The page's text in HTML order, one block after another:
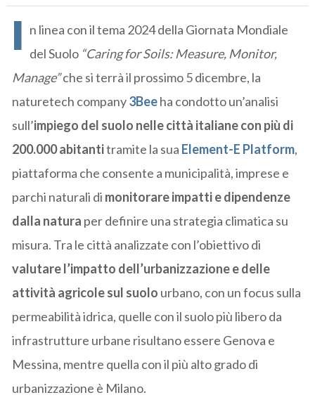
I n linea con il tema 2024 della Giornata Mondiale
del Suolo “Caring for Soils: Measure, Monitor,
Manage”che si terrà il prossimo 5 dicembre, la
naturetech company3Beeha condotto un’analisi
sull’impiego del suolo nelle città italiane con più di
200.000 abitantitramite la sua Element-E Platform,
piattaforma che consente a municipalità, imprese e
parchi naturali di monitorare impatti e dipendenze
dalla natura per definire una strategia climatica su
misura. Tra le città analizzate con l’obiettivo di
valutare l’impatto dell’urbanizzazione e delle
attività agricole sul suolo urbano, con un focus sulla
permeabilità idrica, quelle con il suolo più libero da
infrastrutture urbane risultano essere Genova e
Messina, mentre quella con il più alto grado di
urbanizzazione è Milano.